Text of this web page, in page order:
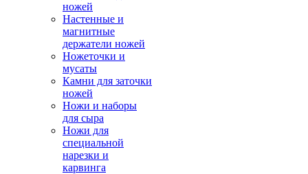
ножей
Настенные и
магнитные
держатели ножей
Ножеточки и
мусаты
Камни для заточки
ножей
Ножи и наборы
для сыра
Ножи для
специальной
нарезки и
карвинга